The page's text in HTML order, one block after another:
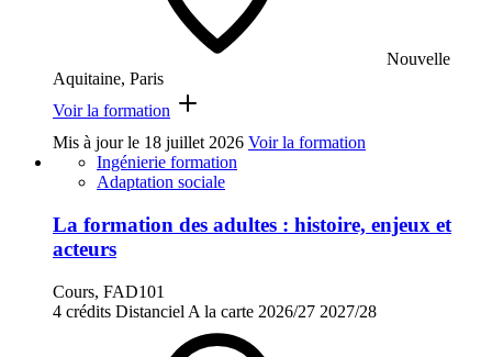
Nouvelle
Aquitaine, Paris
Voir la formation
Mis à jour le 18 juillet 2026 Voir la formation
Ingénierie formation
Adaptation sociale
La formation des adultes : histoire, enjeux et
acteurs
Cours, FAD101
4 crédits Distanciel A la carte 2026/27 2027/28